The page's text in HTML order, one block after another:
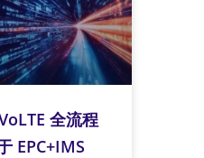
全流程
EPC+IMS